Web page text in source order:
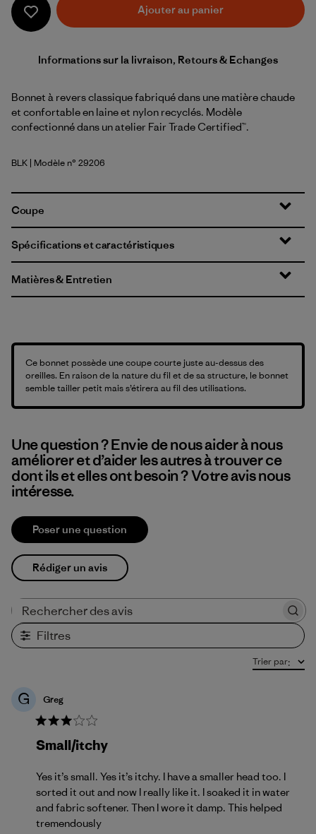
Ajouter au panier
Informations sur la livraison, Retours & Echanges
Bonnet à revers classique fabriqué dans une matière chaude
et confortable en laine et nylon recyclés. Modèle
confectionné dans un atelier Fair Trade Certified™.
Black
BLK | Modèle n° 29206
Coupe
Spécifications et caractéristiques
Matières & Entretien
Ce bonnet possède une coupe courte juste au-dessus des
oreilles. En raison de la nature du fil et de sa structure, le bonnet
semble tailler petit mais s’étirera au fil des utilisations.
Une question ? Envie de nous aider à nous
améliorer et d’aider les autres à trouver ce
dont ils et elles ont besoin ? Votre avis nous
intéresse.
Poser une question
Rédiger un avis
Filtres
Trier par:
G Greg
Small/itchy
Yes it’s small. Yes it’s itchy. I have a smaller head too. I
sorted it out and now I really like it. I soaked it in water
and fabric softener. Then I wore it damp. This helped
tremendously